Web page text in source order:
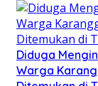
Diduga
Warga